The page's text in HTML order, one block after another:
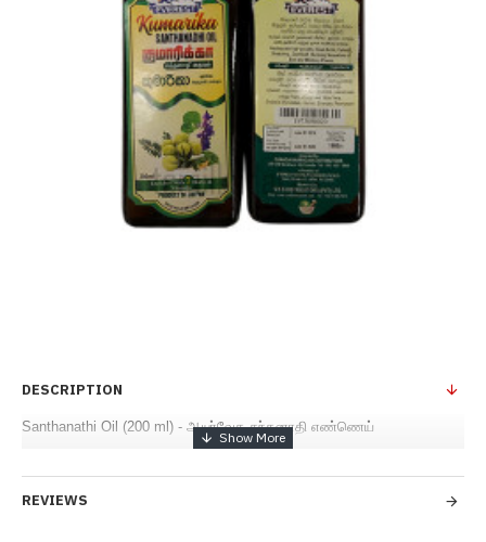
DESCRIPTION
Santhanathi Oil (200 ml) - ஆயுர்வேத சந்தனாதி எண்ணெய்
REVIEWS